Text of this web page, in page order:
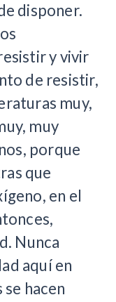
disponer.
y vivir
de resistir,
muy,
muy
porque
que
en el
Nunca
aquí en
hacen